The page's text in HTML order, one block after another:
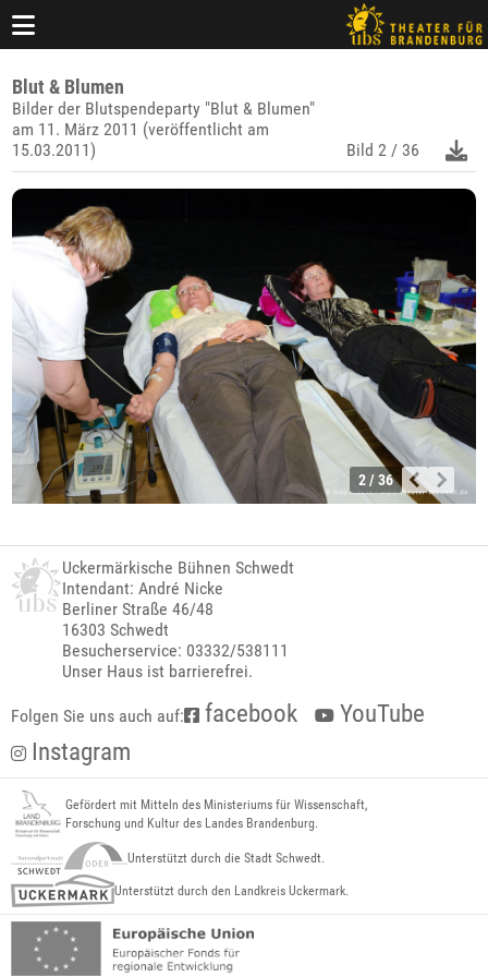
Blut & Blumen
Bilder der Blutspendeparty "Blut & Blumen"
am 11. März 2011 (veröffentlicht am
15.03.2011)
Bild 2 / 36
2 / 36
Uckermärkische Bühnen Schwedt
Intendant: André Nicke
Berliner Straße 46/48
16303 Schwedt
Besucherservice: 03332/538111
Unser Haus ist barrierefrei.
Folgen Sie uns auch auf: facebook
YouTube
Instagram
Gefördert mit Mitteln des Ministeriums für Wissenschaft,
Forschung und Kultur des Landes Brandenburg.
Unterstützt durch die Stadt Schwedt.
Unterstützt durch den Landkreis Uckermark.